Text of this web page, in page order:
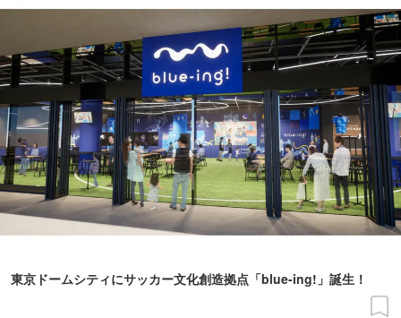
東京ドームシティにサッカー文化創造拠点「blue-ing!」誕生！